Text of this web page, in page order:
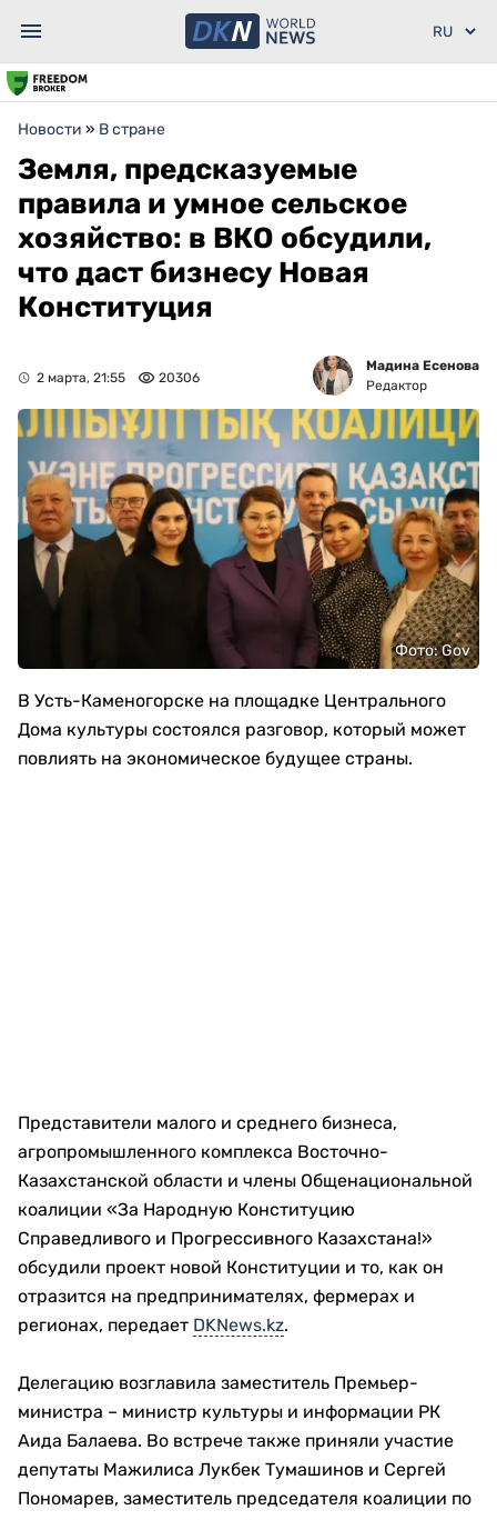
Новости » В стране
Земля, предсказуемые
правила и умное сельское
хозяйство: в ВКО обсудили,
что даст бизнесу Новая
Конституция
2 марта, 21:55 20306
Мадина Есенова
Редактор
Фото: Gov
В Усть-Каменогорске на площадке Центрального
Дома культуры состоялся разговор, который может
повлиять на экономическое будущее страны.
Представители малого и среднего бизнеса,
агропромышленного комплекса Восточно-
Казахстанской области и члены Общенациональной
коалиции «За Народную Конституцию
Справедливого и Прогрессивного Казахстана!»
обсудили проект новой Конституции и то, как он
отразится на предпринимателях, фермерах и
регионах, передает DKNews.kz.
Делегацию возглавила заместитель Премьер-
министра – министр культуры и информации РК
Аида Балаева. Во встрече также приняли участие
депутаты Мажилиса Лукбек Тумашинов и Сергей
Пономарев, заместитель председателя коалиции по